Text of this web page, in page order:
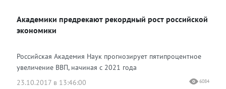
Одноклассники
Академики предрекают рекордный рост российской
экономики
Российская Академия Наук прогнозирует пятипроцентное
увеличение ВВП, начиная с 2021 года
23.10.2017 в 13:46:00
6084